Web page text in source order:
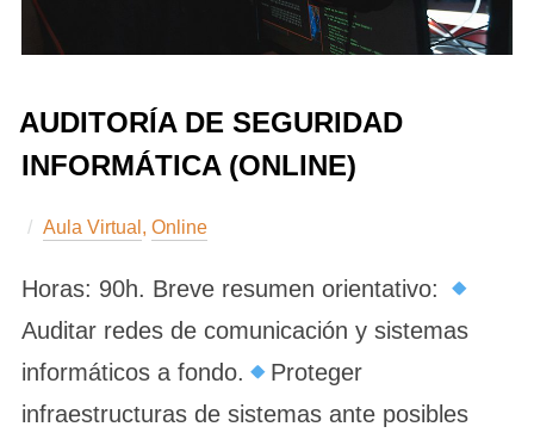
AUDITORÍA DE SEGURIDAD
INFORMÁTICA (ONLINE)
Aula Virtual , Online
Horas: 90h. Breve resumen orientativo:
Auditar redes de comunicación y sistemas
informáticos a fondo.
Proteger
infraestructuras de sistemas ante posibles